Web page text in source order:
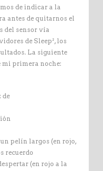
de indicar a la
antes de quitarnos el
del sensor vía
de Sleep², los
La siguiente
mi primera noche:
de
pelín largos (en rojo,
recuerdo
(en rojo a la